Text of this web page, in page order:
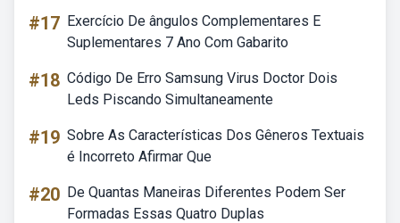
#17 Exercício De ângulos Complementares E
Suplementares 7 Ano Com Gabarito
#18 Código De Erro Samsung Virus Doctor Dois
Leds Piscando Simultaneamente
#19 Sobre As Características Dos Gêneros Textuais
é Incorreto Afirmar Que
#20 De Quantas Maneiras Diferentes Podem Ser
Formadas Essas Quatro Duplas